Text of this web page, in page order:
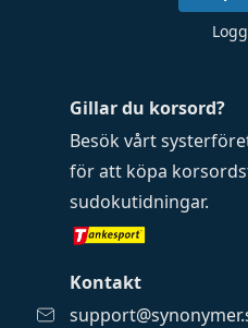
Gillar du korsord?
Besök vårt
för att köpa
sudokutidningar.
Kontakt